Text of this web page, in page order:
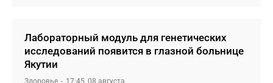
Лабораторный модуль для генетических
исследований появится в глазной больнице
Якутии
Здоровье 17:45, 08 августа